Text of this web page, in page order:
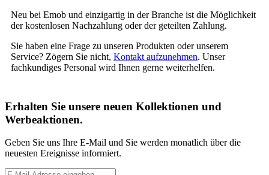
Neu bei Emob und einzigartig in der Branche ist die Möglichkeit
der kostenlosen Nachzahlung oder der geteilten Zahlung.
Sie haben eine Frage zu unseren Produkten oder unserem
Service? Zögern Sie nicht, Kontakt aufzunehmen. Unser
fachkundiges Personal wird Ihnen gerne weiterhelfen.
Erhalten Sie unsere neuen Kollektionen und
Werbeaktionen.
Geben Sie uns Ihre E-Mail und Sie werden monatlich über die
neuesten Ereignisse informiert.